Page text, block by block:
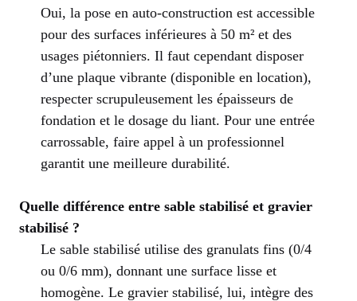
Oui, la pose en auto-construction est accessible
pour des surfaces inférieures à 50 m² et des
usages piétonniers. Il faut cependant disposer
d’une plaque vibrante (disponible en location),
respecter scrupuleusement les épaisseurs de
fondation et le dosage du liant. Pour une entrée
carrossable, faire appel à un professionnel
garantit une meilleure durabilité.
Quelle différence entre sable stabilisé et gravier
stabilisé ?
Le sable stabilisé utilise des granulats fins (0/4
ou 0/6 mm), donnant une surface lisse et
homogène. Le gravier stabilisé, lui, intègre des